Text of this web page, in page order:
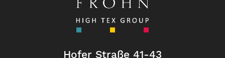
Hofer Straße 41-43